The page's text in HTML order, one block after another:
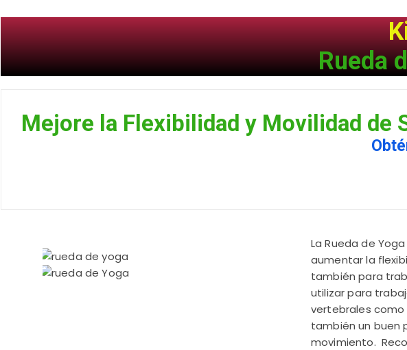
Rueda
Mejore la Flexibilidad y Movilidad de
La Rueda de
aumentar la
también para
utilizar para
vertebrales como
también un buen
movimiento.